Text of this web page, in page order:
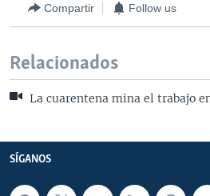
Compartir Follow us
Relacionados
La cuarentena mina el trabajo
SÍGANOS